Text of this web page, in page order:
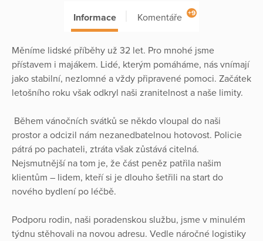
Informace Komentáře +9
Měníme lidské příběhy už 32 let. Pro mnohé jsme
přístavem i majákem. Lidé, kterým pomáháme, nás vnímají
jako stabilní, nezlomné a vždy připravené pomoci. Začátek
letošního roku však odkryl naši zranitelnost a naše limity.
Během vánočních svátků se někdo vloupal do naši
prostor a odcizil nám nezanedbatelnou hotovost. Policie
pátrá po pachateli, ztráta však zůstává citelná.
Nejsmutnější na tom je, že část peněz patřila našim
klientům – lidem, kteří si je dlouho šetřili na start do
nového bydlení po léčbě.
Podporu rodin, naši poradenskou službu, jsme v minulém
týdnu stěhovali na novou adresu. Vedle náročné logistiky